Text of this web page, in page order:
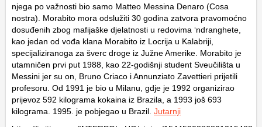
njega po važnosti bio samo Matteo Messina Denaro (Cosa
nostra). Morabito mora odslužiti 30 godina zatvora pravomoćno
dosuđenih zbog mafijaške djelatnosti u redovima ‘ndranghete,
kao jedan od vođa klana Morabito iz Locrija u Kalabriji,
specijaliziranoga za šverc droge iz Južne Amerike. Morabito je
utamničen prvi put 1988, kao 22-godišnji student Sveučilišta u
Messini jer su on, Bruno Criaco i Annunziato Zavettieri prijetili
profesoru. Od 1991 je bio u Milanu, gdje je 1992 organizirao
prijevoz 592 kilograma kokaina iz Brazila, a 1993 još 693
kilograma. 1995. je pobjegao u Brazil. Jutarnji